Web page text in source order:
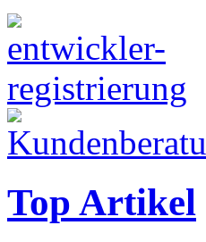
Top Artikel